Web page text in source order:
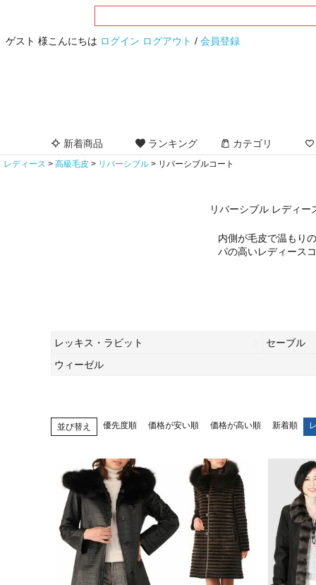
ゲスト 様こんにちは ログイン ログアウト / 会員登録
新着商品 ランキング カテゴリ
レディース 高級毛皮 リバーシブル リバーシブルコート
リバーシブル レディー
内側が毛皮で温もり
パの高いレディース
レッキス・ラビット
セーブル
ウィーゼル
並び替え 優先度順 価格が安い順 価格が高い順 新着順